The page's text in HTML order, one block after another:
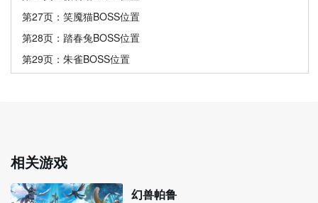
第27页：笑魇猫BOSS位置
第28页：踏春兔BOSS位置
第29页：朱雀BOSS位置
相关游戏
幻兽帕鲁